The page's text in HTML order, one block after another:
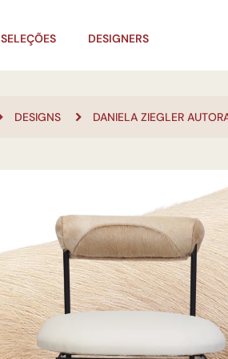
SELEÇÕES DESIGNERS
DESIGNS DANIELA ZIEGLER